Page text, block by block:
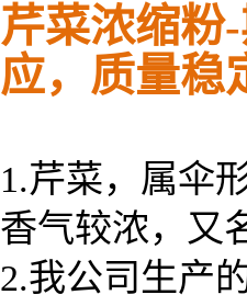
芹菜浓缩粉-
应，质量稳
1.芹菜，属伞
香气较浓，又
2.我公司生产